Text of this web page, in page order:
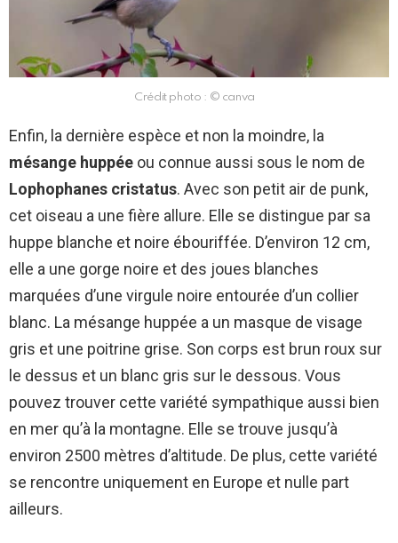
Crédit photo : © canva
Enfin, la dernière espèce et non la moindre, la
mésange huppée ou connue aussi sous le nom de
Lophophanes cristatus. Avec son petit air de punk,
cet oiseau a une fière allure. Elle se distingue par sa
huppe blanche et noire ébouriffée. D’environ 12 cm,
elle a une gorge noire et des joues blanches
marquées d’une virgule noire entourée d’un collier
blanc. La mésange huppée a un masque de visage
gris et une poitrine grise. Son corps est brun roux sur
le dessus et un blanc gris sur le dessous. Vous
pouvez trouver cette variété sympathique aussi bien
en mer qu’à la montagne. Elle se trouve jusqu’à
environ 2500 mètres d’altitude. De plus, cette variété
se rencontre uniquement en Europe et nulle part
ailleurs.